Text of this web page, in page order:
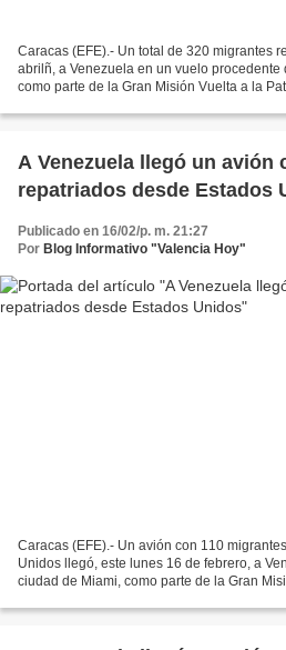
Caracas (EFE).- Un total de 320 migrantes
abrilñ, a Venezuela en un vuelo procedente
como parte de la Gran Misión Vuelta a la
A Venezuela llegó un avión
repatriados desde Estados
Publicado en 16/02/p. m. 21:27
Por Blog Informativo "Valencia Hoy"
Caracas (EFE).- Un avión con 110
Unidos llegó, este lunes 16 de febrero, a
ciudad de Miami, como parte de la Gran